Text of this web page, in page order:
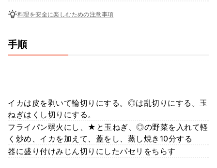
料理を安全に楽しむための注意事項
手順
イカは皮を剥いて輪切りにする。◎は乱切りにする。玉
ねぎはくし切りにする。
フライパン弱火にし、★と玉ねぎ、◎の野菜を入れて軽
く炒め、イカを加えて、蓋をし、蒸し焼き10分する
器に盛り付けみじん切りにしたパセリをちらす